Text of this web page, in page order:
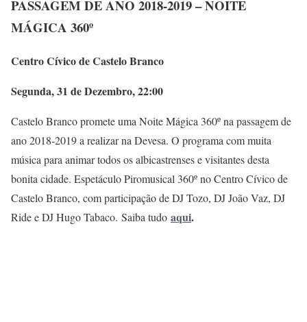
PASSAGEM DE ANO 2018-2019 – NOITE
MÁGICA 360º
Centro Cívico de Castelo Branco
Segunda, 31 de Dezembro, 22:00
Castelo Branco promete uma Noite Mágica 360º na passagem de
ano 2018-2019 a realizar na Devesa. O programa com muita
música para animar todos os albicastrenses e visitantes desta
bonita cidade. Espetáculo Piromusical 360º no Centro Cívico de
Castelo Branco, com participação de DJ Tozo, DJ João Vaz, DJ
Ride e DJ Hugo Tabaco. Saiba tudo aqui.